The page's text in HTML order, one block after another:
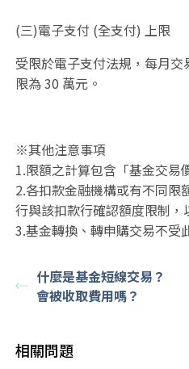
(三)電子支付 (全支付) 上限
受限於電子支付法規，每月
限為 30 萬元。
※其他注意事項
1.限額之計算包含「基金交易
2.各扣款金融機構或有不同限
行與該扣款行確認額度限制，
3.基金轉換、轉申購交易不受
什麼是基金短線交易？
會被收取費用嗎？
相關問題